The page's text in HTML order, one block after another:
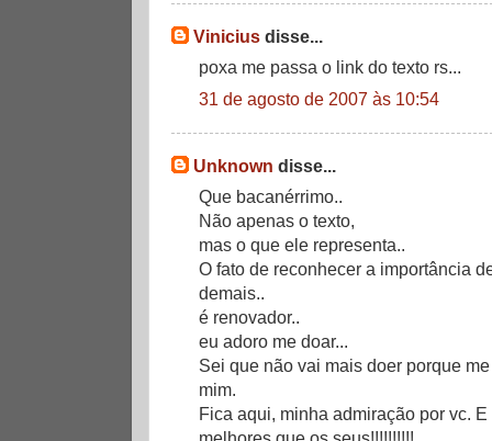
Vinicius disse...
poxa me passa o link do texto rs...
31 de agosto de 2007 às 10:54
Unknown disse...
Que bacanérrimo..
Não apenas o texto,
mas o que ele representa..
O fato de reconhecer a importância
demais..
é renovador..
eu adoro me doar...
Sei que não vai mais doer porque
mim.
Fica aqui, minha admiração por vc.